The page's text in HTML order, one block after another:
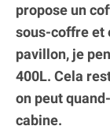
propose un
sous-coffre et
pavillon, je
400L. Cela
on peut
cabine.